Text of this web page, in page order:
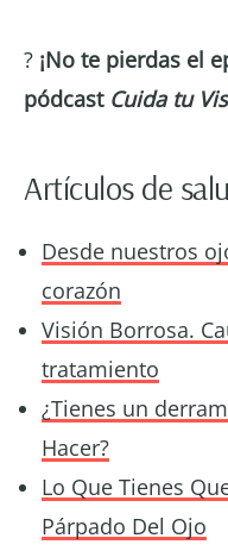
? ¡No te pierdas el
pódcast Cuida tu
Artículos de
Desde nuestros
corazón
Visión Borrosa.
tratamiento
¿Tienes un
Hacer?
Lo Que Tienes
Párpado Del Ojo